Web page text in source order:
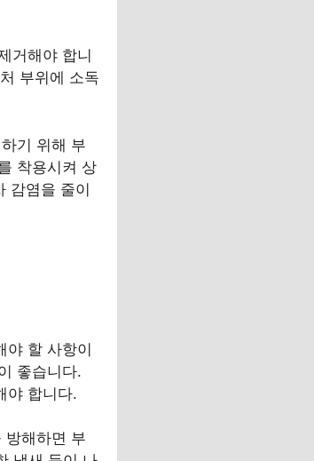
거해야 합니
부위에 소독
기 위해 부
착용시켜 상
감염을 줄이
야 할 사항이
좋습니다.
야 합니다.
방해하면 부